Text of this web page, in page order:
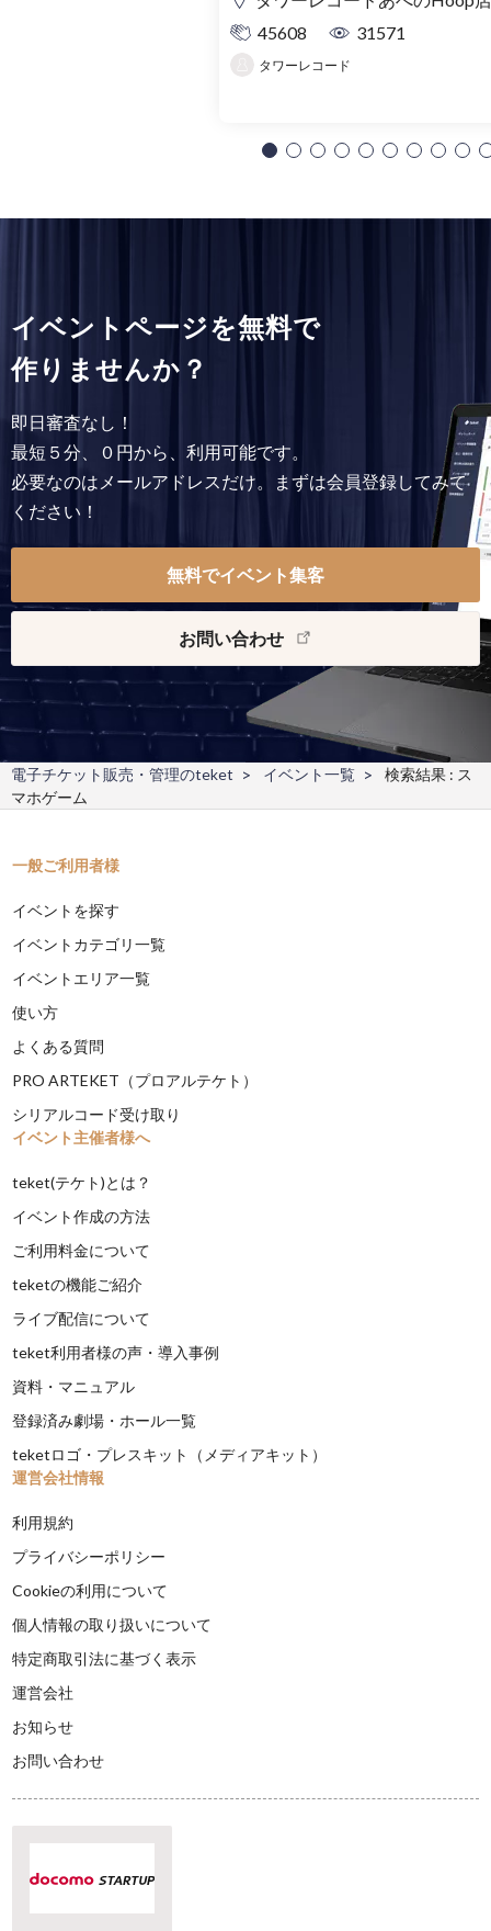
理券
45608
31571
タワーレコード
イベントページを無料で
作りませんか？
即日審査なし！
最短５分、０円から、利用可能です。
必要なのはメールアドレスだけ。まずは会員登録してみて
ください！
無料でイベント集客
お問い合わせ
電子チケット販売・管理のteket イベント一覧
検索結果 : ス
マホゲーム
一般ご利用者様
イベントを探す
イベントカテゴリ一覧
イベントエリア一覧
使い方
よくある質問
PRO ARTEKET（プロアルテケト）
シリアルコード受け取り
イベント主催者様へ
teket(テケト)とは？
イベント作成の方法
ご利用料金について
teketの機能ご紹介
ライブ配信について
teket利用者様の声・導入事例
資料・マニュアル
登録済み劇場・ホール一覧
teketロゴ・プレスキット（メディアキット）
運営会社情報
利用規約
プライバシーポリシー
Cookieの利用について
個人情報の取り扱いについて
特定商取引法に基づく表示
運営会社
お知らせ
お問い合わせ